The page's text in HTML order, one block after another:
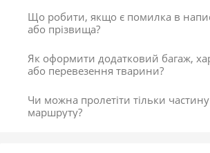
Що робити, якщо є помилка в
або прізвища?
Як оформити додатковий багаж,
або перевезення тварини?
Чи можна пролетіти тільки частину
маршруту?